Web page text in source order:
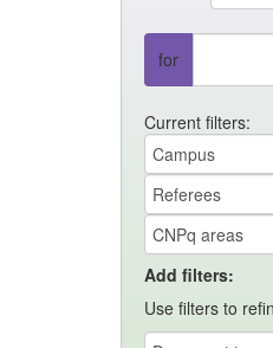
for
Current filters:
Add filters:
Use filters to